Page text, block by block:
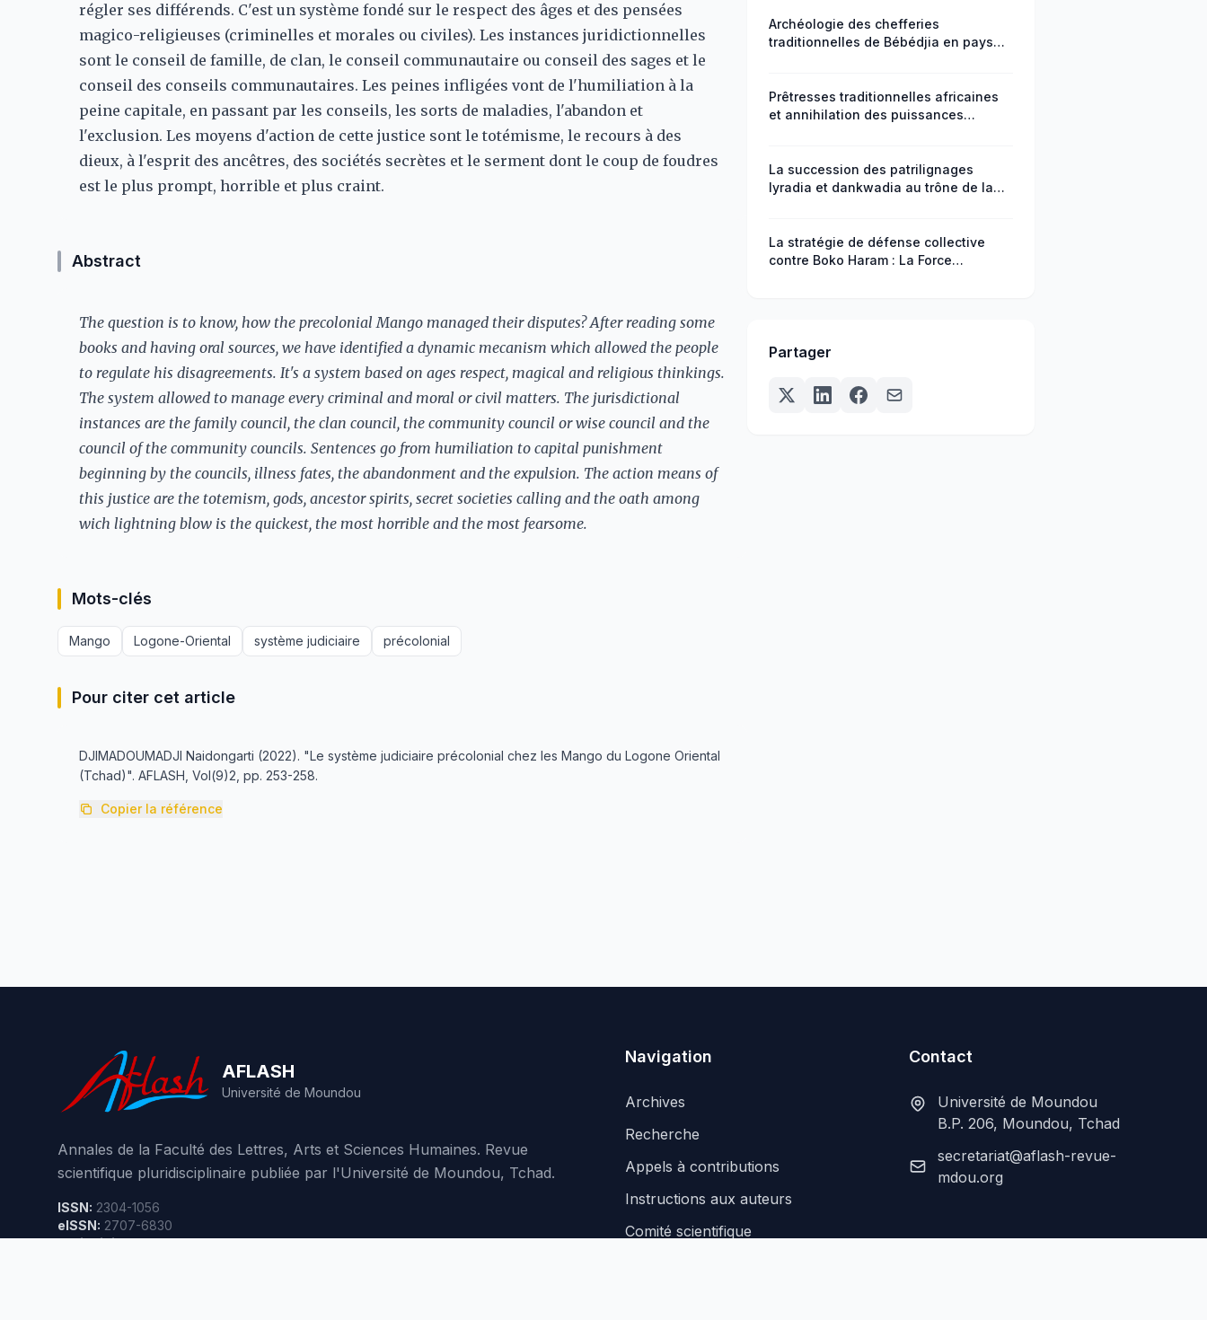
régler ses différends. C'est un système fondé sur le respect des âges et des pensées
magico-religieuses (criminelles et morales ou civiles). Les instances juridictionnelles
sont le conseil de famille, de clan, le conseil communautaire ou conseil des sages et le
conseil des conseils communautaires. Les peines infligées vont de l'humiliation à la
peine capitale, en passant par les conseils, les sorts de maladies, l'abandon et
l'exclusion. Les moyens d'action de cette justice sont le totémisme, le recours à des
dieux, à l'esprit des ancêtres, des sociétés secrètes et le serment dont le coup de foudres
est le plus prompt, horrible et plus craint.
Abstract
The question is to know, how the precolonial Mango managed their disputes? After reading some
books and having oral sources, we have identified a dynamic mecanism which allowed the people
to regulate his disagreements. It's a system based on ages respect, magical and religious thinkings.
The system allowed to manage every criminal and moral or civil matters. The jurisdictional
instances are the family council, the clan council, the community council or wise council and the
council of the community councils. Sentences go from humiliation to capital punishment
beginning by the councils, illness fates, the abandonment and the expulsion. The action means of
this justice are the totemism, gods, ancestor spirits, secret societies calling and the oath among
wich lightning blow is the quickest, the most horrible and the most fearsome.
Mots-clés
Mango Logone-Oriental système judiciaire précolonial
Pour citer cet article
DJIMADOUMADJI Naidongarti (2022). "Le système judiciaire précolonial chez les Mango du Logone Oriental
(Tchad)". AFLASH, Vol(9)2, pp. 253-258.
Copier la référence
Archéologie des chefferies
traditionnelles de Bébédjia en pays
Prêtresses traditionnelles africaines
et annihilation des puissances
endogène
La succession des patrilignages
lyradia et dankwadia au trône de la
–XXe Siècle)
La stratégie de défense collective
contre Boko Haram : La Force
Partager
AFLASH
Université de Moundou
Annales de la Faculté des Lettres, Arts et Sciences Humaines. Revue
scientifique pluridisciplinaire publiée par l'Université de Moundou, Tchad.
ISSN: 2304-1056
eISSN: 2707-6830
Périodicité:3 numéros par an
Navigation
Archives
Recherche
Appels à contributions
Instructions aux auteurs
Comité scientifique
Contact
Université de Moundou
B.P. 206, Moundou, Tchad
secretariat@aflash-revue-
mdou.org